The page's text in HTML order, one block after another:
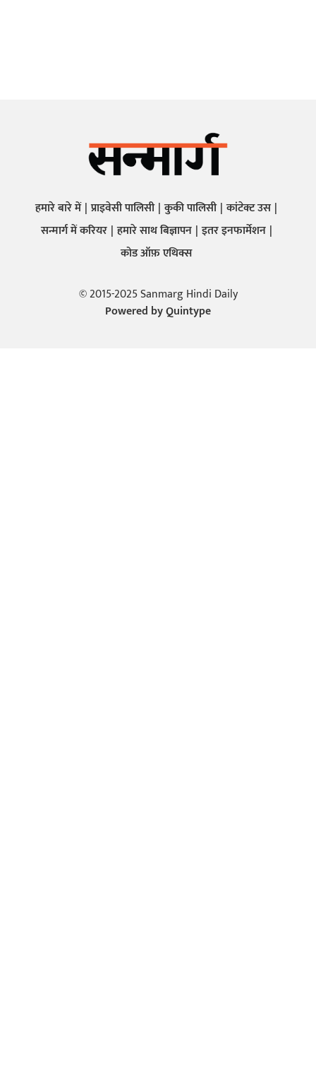
हमारे बारे में प्राइवेसी पालिसी कुकी पालिसी कांटेक्ट उस
सन्मार्ग में करियर हमारे साथ बिज्ञापन इतर इनफार्मेशन
कोड ऑफ़ एथिक्स
© 2015-2025 Sanmarg Hindi Daily
Powered byQuintype